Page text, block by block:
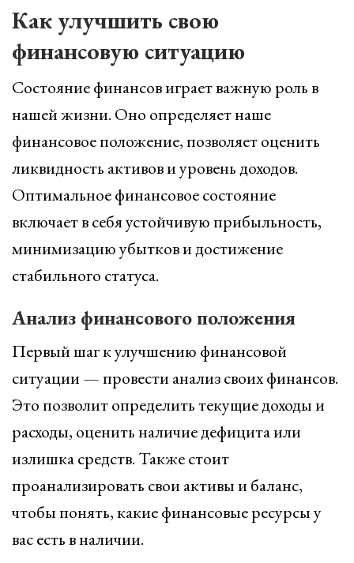
Как улучшить свою
финансовую ситуацию
Состояние финансов играет важную роль в
нашей жизни. Оно определяет наше
финансовое положение, позволяет оценить
ликвидность активов и уровень доходов.
Оптимальное финансовое состояние
включает в себя устойчивую прибыльность,
минимизацию убытков и достижение
стабильного статуса.
Анализ финансового положения
Первый шаг к улучшению финансовой
ситуации — провести анализ своих финансов.
Это позволит определить текущие доходы и
расходы, оценить наличие дефицита или
излишка средств. Также стоит
проанализировать свои активы и баланс,
чтобы понять, какие финансовые ресурсы у
вас есть в наличии.